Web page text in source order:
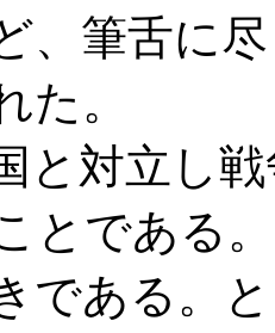
、筆舌に
た。
と対立し
とである
である。